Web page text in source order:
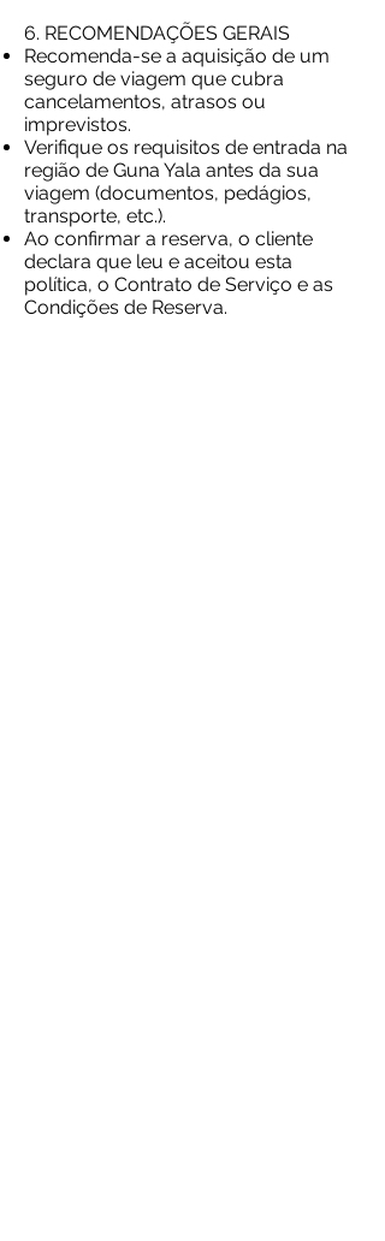
6. RECOMENDAÇÕES GERAIS
Recomenda-se a aquisição de um
seguro de viagem que cubra
cancelamentos, atrasos ou
imprevistos.
Verifique os requisitos de entrada na
região de Guna Yala antes da sua
viagem (documentos, pedágios,
transporte, etc.).
Ao confirmar a reserva, o cliente
declara que leu e aceitou esta
política, o Contrato de Serviço e as
Condições de Reserva.